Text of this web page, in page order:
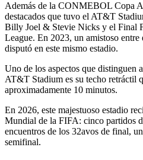
Además de la CONMEBOL Copa
destacados que tuvo el AT&T
Billy Joel & Stevie Nicks y el Final
League. En 2023, un amistoso
disputó en este mismo estadio.
Uno de los aspectos que distinguen
AT&T Stadium es su techo retráctil
aproximadamente 10 minutos.
En 2026, este majestuoso estadio
Mundial de la FIFA: cinco partidos
encuentros de los 32avos de final,
semifinal.